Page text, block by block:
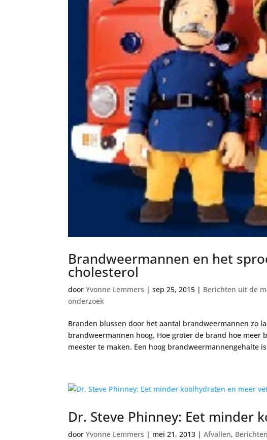
Brandweermannen en het
cholesterol
doorYvonne Lemmers |sep 25, 2015 | Berichten uit de
onderzoek
Branden blussen door het aantal brandweermannen zo
brandweermannen hoog. Hoe groter de brand hoe
meester te maken. Een hoog brandweermannengehalte
Dr. Steve Phinney: Eet minder
doorYvonne Lemmers | mei 21, 2013 |Afvallen,